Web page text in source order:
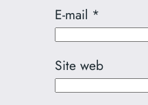
E-mail *
Site web